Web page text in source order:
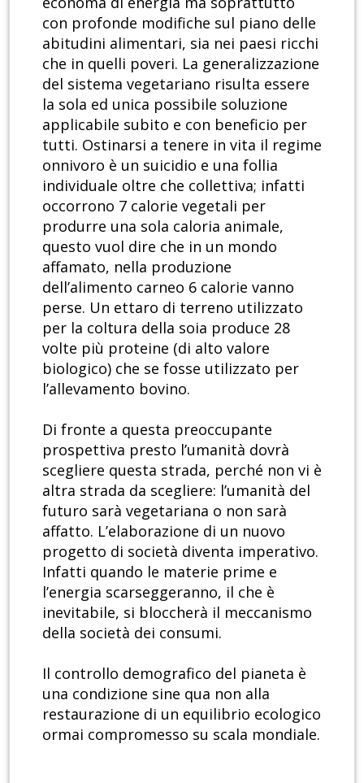
con profonde modifiche sul piano delle
abitudini alimentari, sia nei paesi ricchi
che in quelli poveri. La generalizzazione
del sistema vegetariano risulta essere
la sola ed unica possibile soluzione
applicabile subito e con beneficio per
tutti. Ostinarsi a tenere in vita il regime
onnivoro è un suicidio e una follia
individuale oltre che collettiva; infatti
occorrono 7 calorie vegetali per
produrre una sola caloria animale,
questo vuol dire che in un mondo
affamato, nella produzione
dell’alimento carneo 6 calorie vanno
perse. Un ettaro di terreno utilizzato
per la coltura della soia produce 28
volte più proteine (di alto valore
biologico) che se fosse utilizzato per
l’allevamento bovino.
Di fronte a questa preoccupante
prospettiva presto l’umanità dovrà
scegliere questa strada, perché non vi è
altra strada da scegliere: l’umanità del
futuro sarà vegetariana o non sarà
affatto. L’elaborazione di un nuovo
progetto di società diventa imperativo.
Infatti quando le materie prime e
l’energia scarseggeranno, il che è
inevitabile, si bloccherà il meccanismo
della società dei consumi.
Il controllo demografico del pianeta è
una condizione sine qua non alla
restaurazione di un equilibrio ecologico
ormai compromesso su scala mondiale.